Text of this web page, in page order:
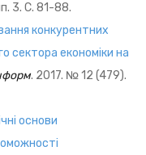
3. С. 81-88.
конкурентних
сектора економіки на
. 2017. № 12 (479).
основи